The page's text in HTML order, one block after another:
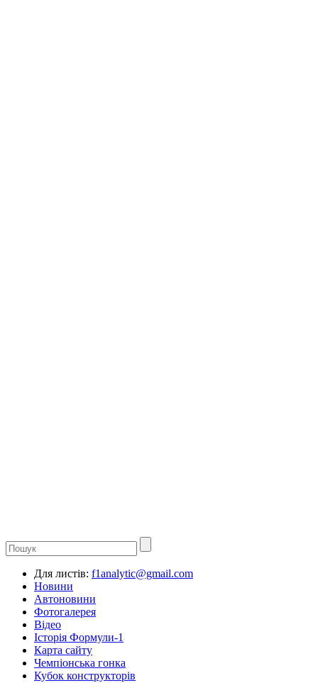
Для листів: f1analytic@gmail.com
Новини
Автоновини
Фотогалерея
Відео
Історія Формули-1
Карта сайту
Чемпіонська гонка
Кубок конструкторів